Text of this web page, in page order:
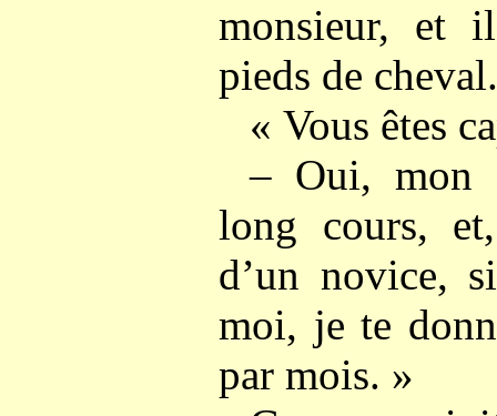
monsieur, et
pieds de
« Vous êtes
– Oui, mon
long cours,
d’un novice,
moi, je te
par mois. »